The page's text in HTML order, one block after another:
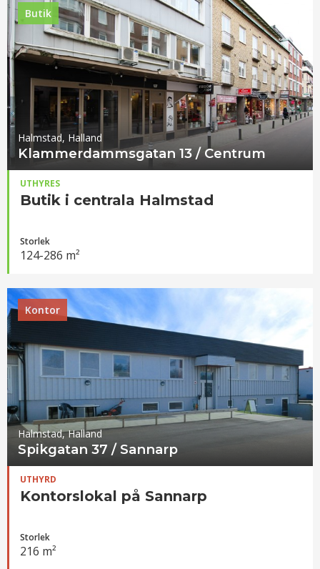
Butik
Halmstad, Halland
Klammerdammsgatan 13 / Centrum
UTHYRES
Butik i centrala Halmstad
Storlek
124-286 m²
Kontor
Halmstad, Halland
Spikgatan 37 / Sannarp
UTHYRD
Kontorslokal på Sannarp
Storlek
216 m²